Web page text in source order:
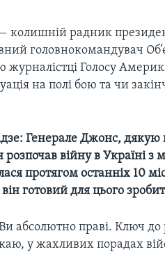
радник
головнокомандувач
журналістці Голосу
на полі бою та чи
Генерале Джонс, дякую
війну в Україні з
протягом останніх 10
готовий для цього
абсолютно праві. Ключ
у жахливих порадах